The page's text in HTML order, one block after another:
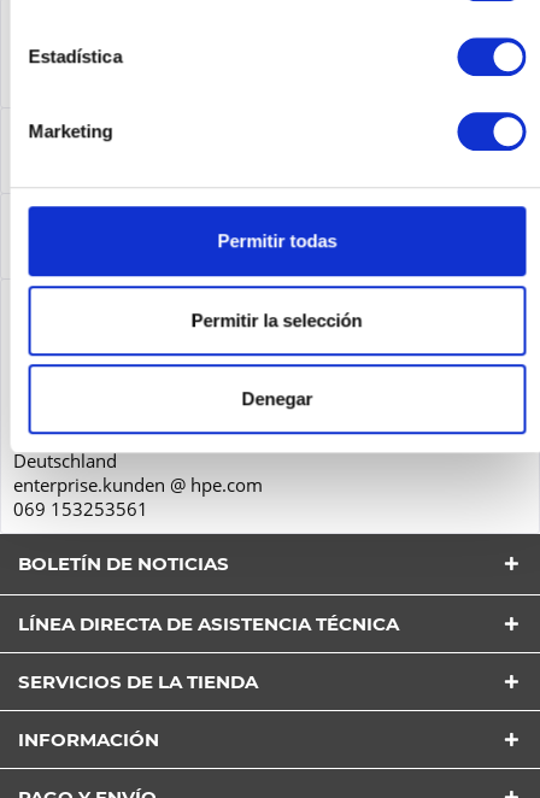
Estadística
Marketing
Permitir todas
Permitir la selección
Denegar
He leído laPolítica de Privacidadentender y estar
de acuerdo*
Los campos con * son obligatorios
B7E28A | Kostengünstiger Speicher für eine virtualisierte
Leasing
Herrenberger Str. 140
Böblingen
Deutschland
enterprise.kunden @ hpe.com
069 153253561
BOLETÍN DE NOTICIAS
LÍNEA DIRECTA DE ASISTENCIA TÉCNICA
SERVICIOS DE LA TIENDA
INFORMACIÓN